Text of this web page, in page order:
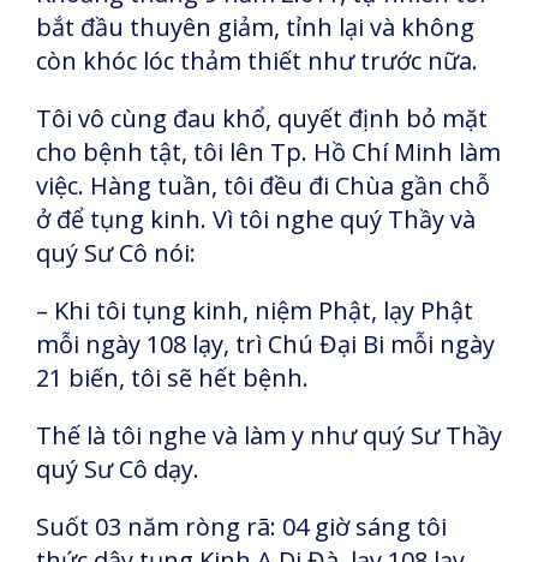
bắt đầu thuyên giảm, tỉnh lại và không
còn khóc lóc thảm thiết như trước nữa.
Tôi vô cùng đau khổ, quyết định bỏ mặt
cho bệnh tật, tôi lên Tp. Hồ Chí Minh làm
việc. Hàng tuần, tôi đều đi Chùa gần chỗ
ở để tụng kinh. Vì tôi nghe quý Thầy và
quý Sư Cô nói:
– Khi tôi tụng kinh, niệm Phật, lạy Phật
mỗi ngày 108 lạy, trì Chú Đại Bi mỗi ngày
21 biến, tôi sẽ hết bệnh.
Thế là tôi nghe và làm y như quý Sư Thầy
quý Sư Cô dạy.
Suốt 03 năm ròng rã: 04 giờ sáng tôi